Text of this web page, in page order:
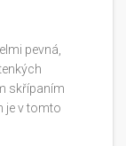
pevná,
skřípaním
je v tomto